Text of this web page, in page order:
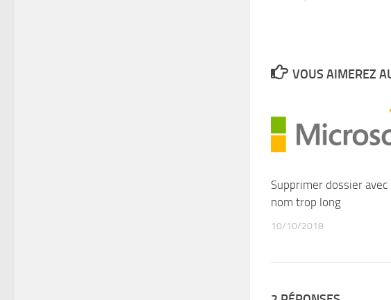
VOUS AIMEREZ
Supprimer dossier avec
nom trop long
10/10/2018